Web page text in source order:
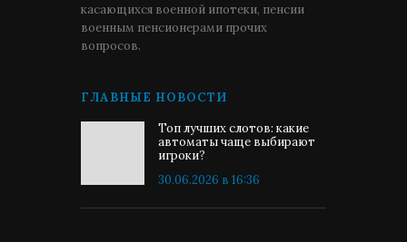
касающихся военной ипотеки, пенсии
военным пенсионерами прочих
вопросов.
ГЛАВНЫЕ НОВОСТИ
Топ лучших слотов: какие
автоматы чаще выбирают
игроки?
30.06.2026 в 16:36